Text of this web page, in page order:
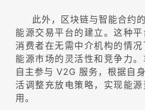
此外，区块链与智能合约
能源交易平台的建立。这种
消费者在无需中介机构的情
能源市场的灵活性和竞争力
自主参与 V2G 服务，根据自
活调整充放电策略，实现能
用。